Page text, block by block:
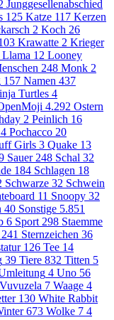
Junggesellenabschied
125 Katze 117 Kerzen
2 Koch 26
Krawatte 2 Krieger
Llama 12 Looney
248 Monk 2
157 Namen 437
Turtles 4
4.292 Ostern
2 Peinlich 16
4 Pochacco 20
Girls 3 Quake 13
Sauer 248 Schal 32
184 Schlagen 18
Schwarze 32 Schwein
11 Snoopy 32
40 Sonstige 5.851
6 Sport 298 Staemme
241 Sternzeichen 36
126 Tee 14
39 Tiere 832 Titten 5
4 Uno 56
Vuvuzela 7 Waage 4
130 White Rabbit
673 Wolke 7 4